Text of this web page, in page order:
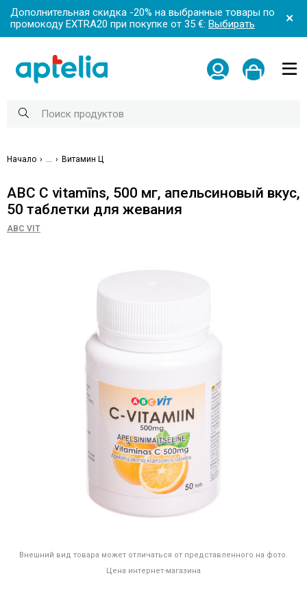
Дополнительная скидка -20% на выбранные товары по
промокоду EXTRA20 при покупке от 35 €: Выбирать
Начало Витамин Ц
ABC C vitamīns, 500 мг, апельсиновый вкус,
50 ​​таблетки для жевания
ABC VIT
Внешний вид товара может отличаться от представленного на фото.
Цена интернет-магазина